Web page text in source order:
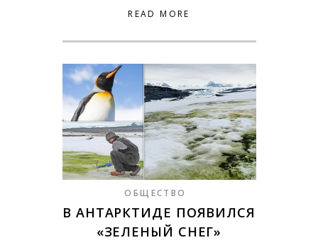
READ MORE
ОБЩЕСТВО
В АНТАРКТИДЕ ПОЯВИЛСЯ
«ЗЕЛЕНЫЙ СНЕГ»